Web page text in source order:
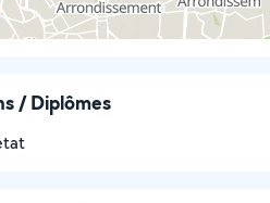
/ Diplômes